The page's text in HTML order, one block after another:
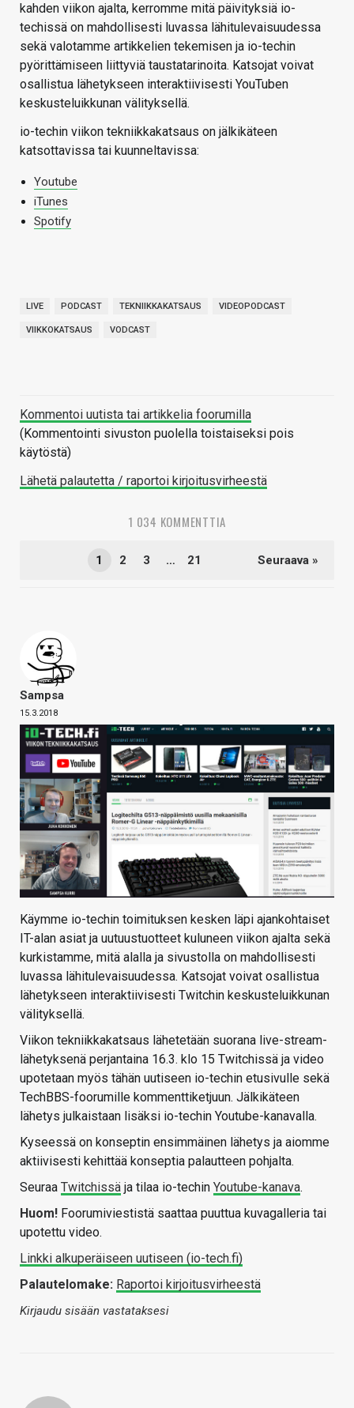
kahden viikon ajalta, kerromme mitä päivityksiä io-
techissä on mahdollisesti luvassa lähitulevaisuudessa
sekä valotamme artikkelien tekemisen ja io-techin
pyörittämiseen liittyviä taustatarinoita. Katsojat voivat
osallistua lähetykseen interaktiivisesti YouTuben
keskusteluikkunan välityksellä.
io-techin viikon tekniikkakatsaus on jälkikäteen
katsottavissa tai kuunneltavissa:
Youtube
iTunes
Spotify
LIVE PODCAST TEKNIIKKAKATSAUS VIDEOPODCAST
VIIKKOKATSAUS VODCAST
Kommentoi uutista tai artikkelia foorumilla
(Kommentointi sivuston puolella toistaiseksi pois
käytöstä)
Lähetä palautetta / raportoi kirjoitusvirheestä
1 034 KOMMENTTIA
1 2 3 … 21 Seuraava »
Sampsa
15.3.2018
Käymme io-techin toimituksen kesken läpi ajankohtaiset
IT-alan asiat ja uutuustuotteet kuluneen viikon ajalta sekä
kurkistamme, mitä alalla ja sivustolla on mahdollisesti
luvassa lähitulevaisuudessa. Katsojat voivat osallistua
lähetykseen interaktiivisesti Twitchin keskusteluikkunan
välityksellä.
Viikon tekniikkakatsaus lähetetään suorana live-stream-
lähetyksenä perjantaina 16.3. klo 15 Twitchissä ja video
upotetaan myös tähän uutiseen io-techin etusivulle sekä
TechBBS-foorumille kommenttiketjuun. Jälkikäteen
lähetys julkaistaan lisäksi io-techin Youtube-kanavalla.
Kyseessä on konseptin ensimmäinen lähetys ja aiomme
aktiivisesti kehittää konseptia palautteen pohjalta.
Seuraa Twitchissä ja tilaa io-techin Youtube-kanava.
Huom! Foorumiviestistä saattaa puuttua kuvagalleria tai
upotettu video.
Linkki alkuperäiseen uutiseen (io-tech.fi)
Palautelomake: Raportoi kirjoitusvirheestä
Kirjaudu sisään vastataksesi